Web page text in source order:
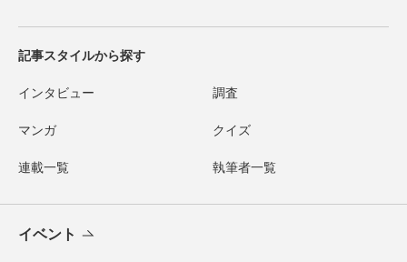
記事スタイルから探す
インタビュー 調査
マンガ クイズ
連載一覧 執筆者一覧
イベント